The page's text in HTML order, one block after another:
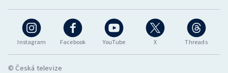
Instagram Facebook YouTube X Threads
© Česká televize